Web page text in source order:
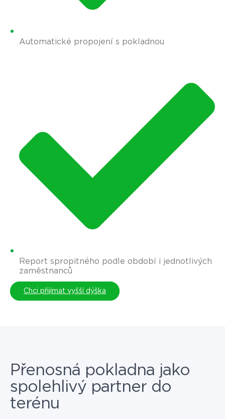
Automatické propojení s pokladnou
Report spropitného podle období i jednotlivých
zaměstnanců
Chci přijímat vyšší dýška
Přenosná pokladna jako
spolehlivý partner do
terénu